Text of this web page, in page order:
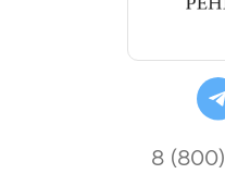
8 (800)